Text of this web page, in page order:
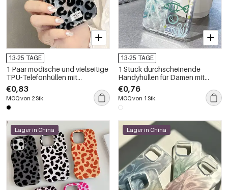
13-25 TAGE
1 Paar modische und vielseitige
TPU-Telefonhüllen mit
Leopardenmuster
€0,83
MOQ von 2 Stk.
13-25 TAGE
1 Stück durchscheinende
Handyhüllen für Damen mit
frischen Meereselementen
€0,76
MOQ von 1 Stk.
Lager in China Lager in China